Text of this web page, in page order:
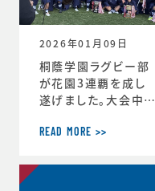
2026年01月09日
桐蔭学園ラグビー部
が花園3連覇を成し
遂げました。大会中の
＜12月30日 2回戦
G＞ 振り返りミーテ
READ MORE >>